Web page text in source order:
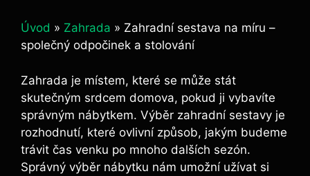
Úvod » Zahrada » Zahradní sestava na míru –
společný odpočinek a stolování
Zahrada je místem, které se může stát
skutečným srdcem domova, pokud ji vybavíte
správným nábytkem. Výběr zahradní sestavy je
rozhodnutí, které ovlivní způsob, jakým budeme
trávit čas venku po mnoho dalších sezón.
Správný výběr nábytku nám umožní užívat si